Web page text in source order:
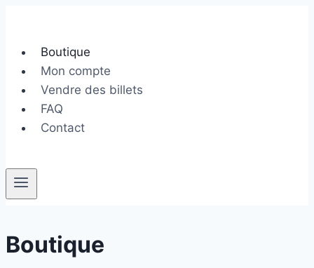
contenuBoutique
Mon compte
Vendre des billets
FAQ
Contact
Boutique